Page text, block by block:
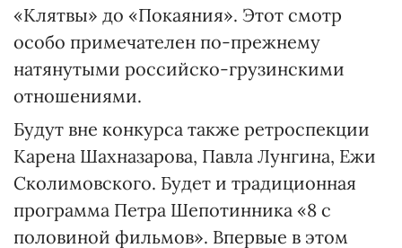
«Клятвы» до «Покаяния». Этот смотр
особо примечателен по-прежнему
натянутыми российско-грузинскими
отношениями.
Будут вне конкурса так­же ретроспекции
Карена Шахназарова, Павла Лунгина, Ежи
Сколимовского. Будет и традиционная
программа Петра Шепотинника «8 с
половиной фильмов». Впервые в этом